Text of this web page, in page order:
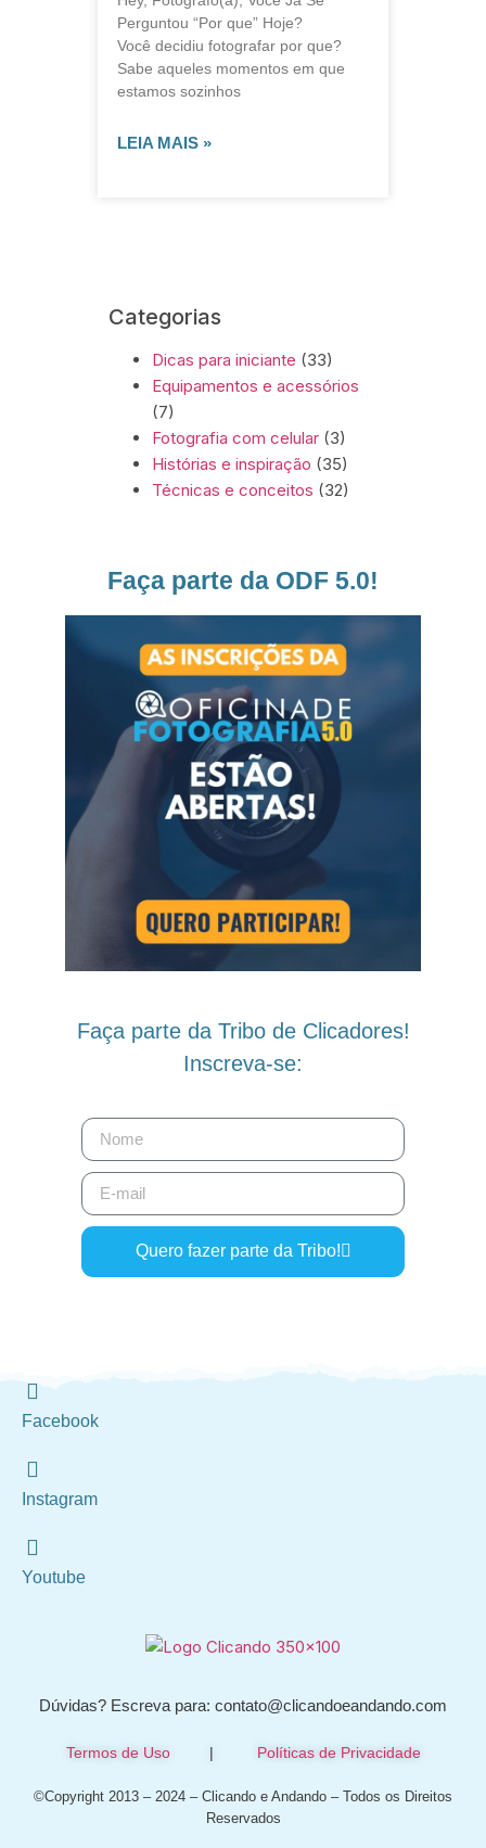
Perguntou “Por que” Hoje?
Você decidiu fotografar por que?
Sabe aqueles momentos em que
estamos sozinhos
LEIA MAIS »
Categorias
Dicas para iniciante (33)
Equipamentos e acessórios
(7)
Fotografia com celular (3)
Histórias e inspiração (35)
Técnicas e conceitos (32)
Faça parte da ODF 5.0!
Faça parte da Tribo de Clicadores!
Inscreva-se:
Quero fazer parte da Tribo!
Facebook
Instagram
Youtube
Dúvidas? Escreva para: contato@clicandoeandando.com
Termos de Uso| Políticas de Privacidade
©Copyright 2013 – 2024 – Clicando e Andando – Todos os Direitos
Reservados